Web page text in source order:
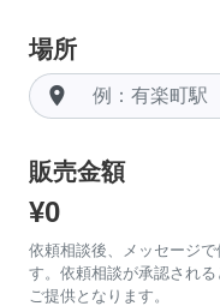
場所
room
販売金額
¥0
依頼相談後、メッセージ
す。依頼相談が承認され
ご提供となります。